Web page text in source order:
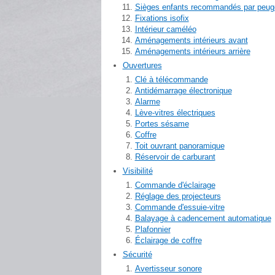
Sièges enfants recommandés par
Fixations isofix
Intérieur caméléo
Aménagements intérieurs avant
Aménagements intérieurs arrière
Ouvertures
Clé à télécommande
Antidémarrage électronique
Alarme
Lève-vitres électriques
Portes sésame
Coffre
Toit ouvrant panoramique
Réservoir de carburant
Visibilité
Commande d'éclairage
Réglage des projecteurs
Commande d'essuie-vitre
Balayage à cadencement automatique
Plafonnier
Éclairage de coffre
Sécurité
Avertisseur sonore